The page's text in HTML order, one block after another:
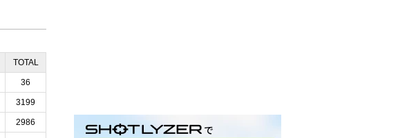
TOTAL
36
3199
2986